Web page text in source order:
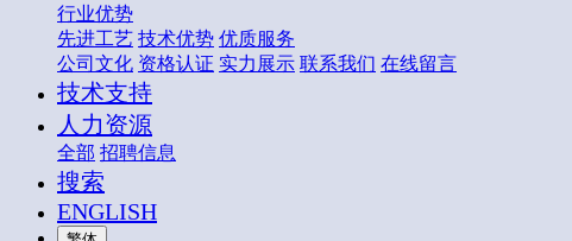
行业优势
先进工艺 技术优势 优质服务
公司文化 资格认证 实力展示 联系我们 在线留言
技术支持
人力资源
全部 招聘信息
搜索
ENGLISH